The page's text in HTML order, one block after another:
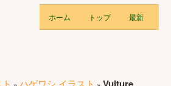
ホーム トップ 最新
» ハゲワシ イラスト »